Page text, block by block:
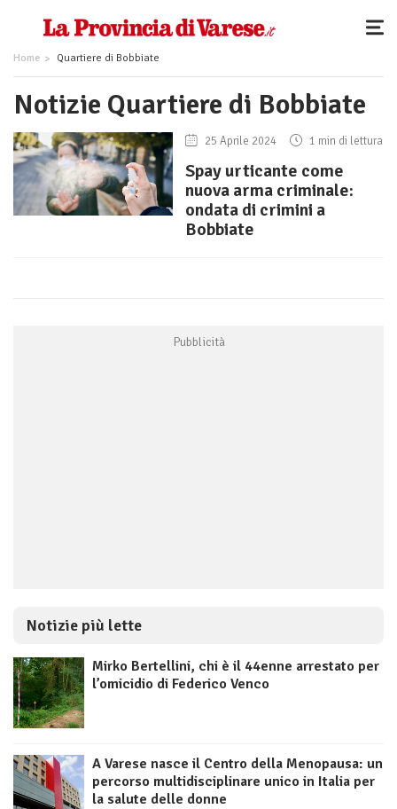
Home Quartiere di Bobbiate
Notizie Quartiere di Bobbiate
25 Aprile 2024 1 min di lettura
Spay urticante come
nuova arma criminale:
ondata di crimini a
Bobbiate
Notizie più lette
Mirko Bertellini, chi è il 44enne arrestato per
l’omicidio di Federico Venco
A Varese nasce il Centro della Menopausa: un
percorso multidisciplinare unico in Italia per
la salute delle donne